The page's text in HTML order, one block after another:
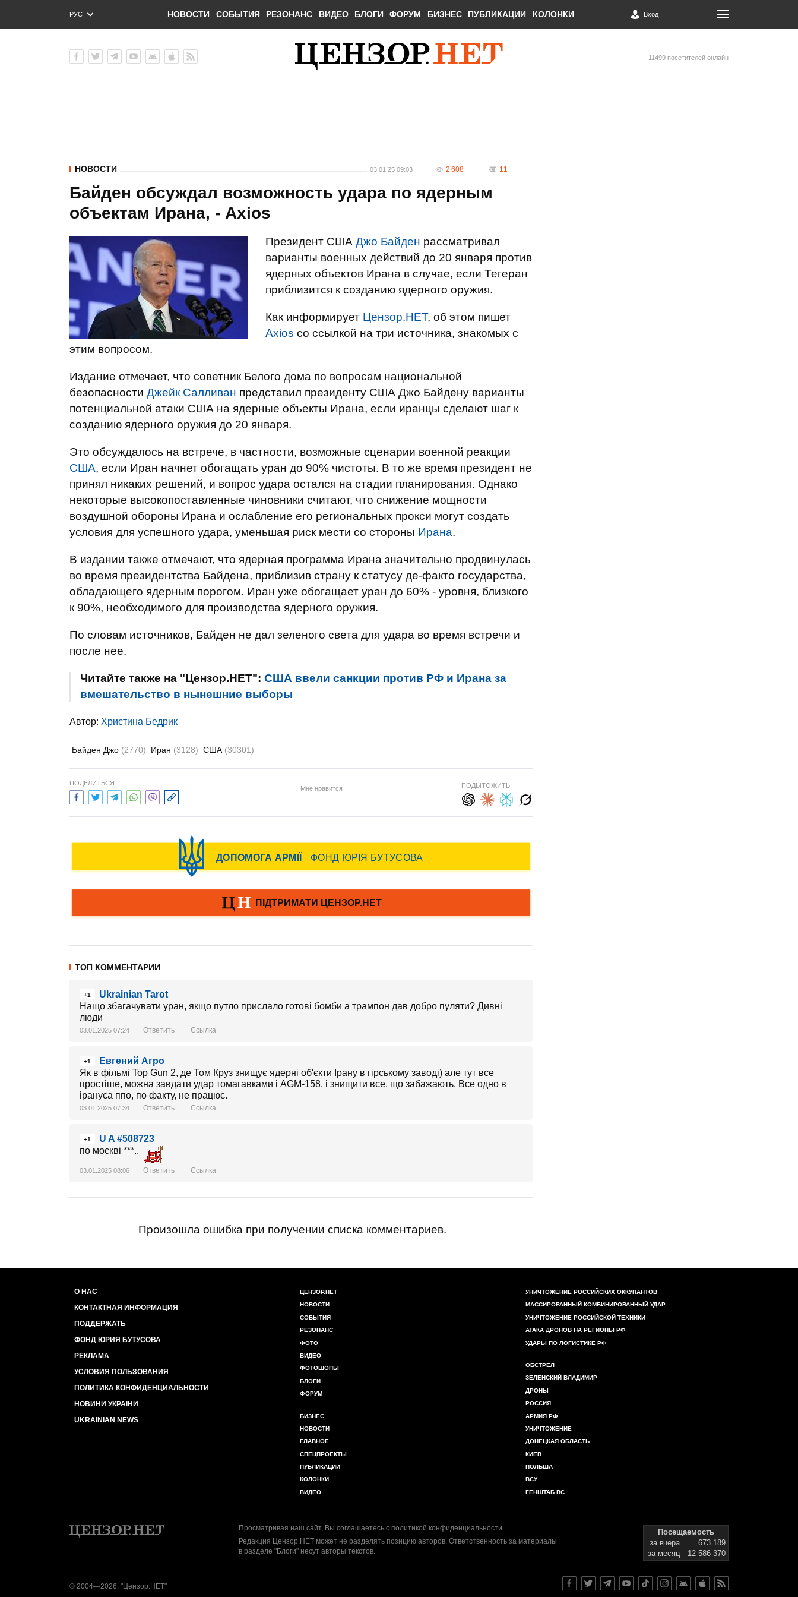
РУС
ENG
НОВОСТИ СОБЫТИЯ РЕЗОНАНС ВИДЕО БЛОГИ ФОРУМ БИЗНЕС ПУБЛИКАЦИИ КОЛОНКИ Вход
11499 посетителей онлайн
НОВОСТИ 03.01.25 09:03 2 608 11
Байден обсуждал возможность удара по ядерным
объектам Ирана, - Axios
Президент США Джо Байден рассматривал
варианты военных действий до 20 января против
ядерных объектов Ирана в случае, если Тегеран
приблизится к созданию ядерного оружия.
Как информирует Цензор.НЕТ, об этом пишет
Axios со ссылкой на три источника, знакомых с
этим вопросом.
Издание отмечает, что советник Белого дома по вопросам национальной
безопасности Джейк Салливан представил президенту США Джо Байдену варианты
потенциальной атаки США на ядерные объекты Ирана, если иранцы сделают шаг к
созданию ядерного оружия до 20 января.
Это обсуждалось на встрече, в частности, возможные сценарии военной реакции
США, если Иран начнет обогащать уран до 90% чистоты. В то же время президент не
принял никаких решений, и вопрос удара остался на стадии планирования. Однако
некоторые высокопоставленные чиновники считают, что снижение мощности
воздушной обороны Ирана и ослабление его региональных прокси могут создать
условия для успешного удара, уменьшая риск мести со стороны Ирана.
В издании также отмечают, что ядерная программа Ирана значительно продвинулась
во время президентства Байдена, приблизив страну к статусу де-факто государства,
обладающего ядерным порогом. Иран уже обогащает уран до 60% - уровня, близкого
к 90%, необходимого для производства ядерного оружия.
По словам источников, Байден не дал зеленого света для удара во время встречи и
после нее.
Читайте также на "Цензор.НЕТ": США ввели санкции против РФ и Ирана за
вмешательство в нынешние выборы
Автор: Христина Бедрик
Байден Джо (2770) Иран (3128) США (30301)
ПОДЕЛИТЬСЯ:
Мне нравится ПОДЫТОЖИТЬ:
ТОП КОММЕНТАРИИ
+1
Ukrainian Tarot
Нащо збагачувати уран, якщо путло прислало готові бомби а трампон дав добро пуляти? Дивні
люди
03.01.2025 07:24 Ответить Ссылка
+1
Евгений Агро
Як в фільмі Top Gun 2, де Том Круз знищує ядерні об'єкти Ірану в гірському заводі) але тут все
простіше, можна завдати удар томагавками і AGM-158, і знищити все, що забажають. Все одно в
ірануса ппо, по факту, не працює.
03.01.2025 07:34 Ответить Ссылка
+1
U A #508723
по москві ***..
03.01.2025 08:06 Ответить Ссылка
Произошла ошибка при получении списка комментариев.
О НАС
КОНТАКТНАЯ ИНФОРМАЦИЯ
ПОДДЕРЖАТЬ
ФОНД ЮРИЯ БУТУСОВА
РЕКЛАМА
УСЛОВИЯ ПОЛЬЗОВАНИЯ
ПОЛИТИКА КОНФИДЕНЦИАЛЬНОСТИ
НОВИНИ УКРАЇНИ
UKRAINIAN NEWS
ЦЕНЗОР.НЕТ
НОВОСТИ
СОБЫТИЯ
РЕЗОНАНС
ФОТО
ВИДЕО
ФОТОШОПЫ
БЛОГИ
ФОРУМ
БИЗНЕС
НОВОСТИ
ГЛАВНОЕ
СПЕЦПРОЕКТЫ
ПУБЛИКАЦИИ
КОЛОНКИ
ВИДЕО
УНИЧТОЖЕНИЕ РОССИЙСКИХ ОККУПАНТОВ
МАССИРОВАННЫЙ КОМБИНИРОВАННЫЙ УДАР
УНИЧТОЖЕНИЕ РОССИЙСКОЙ ТЕХНИКИ
АТАКА ДРОНОВ НА РЕГИОНЫ РФ
УДАРЫ ПО ЛОГИСТИКЕ РФ
ОБСТРЕЛ
ЗЕЛЕНСКИЙ ВЛАДИМИР
ДРОНЫ
РОССИЯ
АРМИЯ РФ
УНИЧТОЖЕНИЕ
ДОНЕЦКАЯ ОБЛАСТЬ
КИЕВ
ПОЛЬША
ВСУ
ГЕНШТАБ ВС
Просматривая наш сайт, Вы соглашаетесь с политикой конфиденциальности.
Редакция Цензор.НЕТ может не разделять позицию авторов. Ответственность за материалы
в разделе "Блоги" несут авторы текстов.
Посещаемость
за вчера
673 189
за месяц
12 586 370
© 2004—2026, "Цензор.НЕТ"